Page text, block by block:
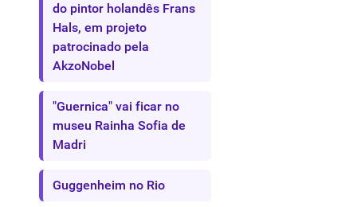
do pintor holandês Frans
Hals, em projeto
patrocinado pela
AkzoNobel
"Guernica" vai ficar no
museu Rainha Sofia de
Madri
Guggenheim no Rio